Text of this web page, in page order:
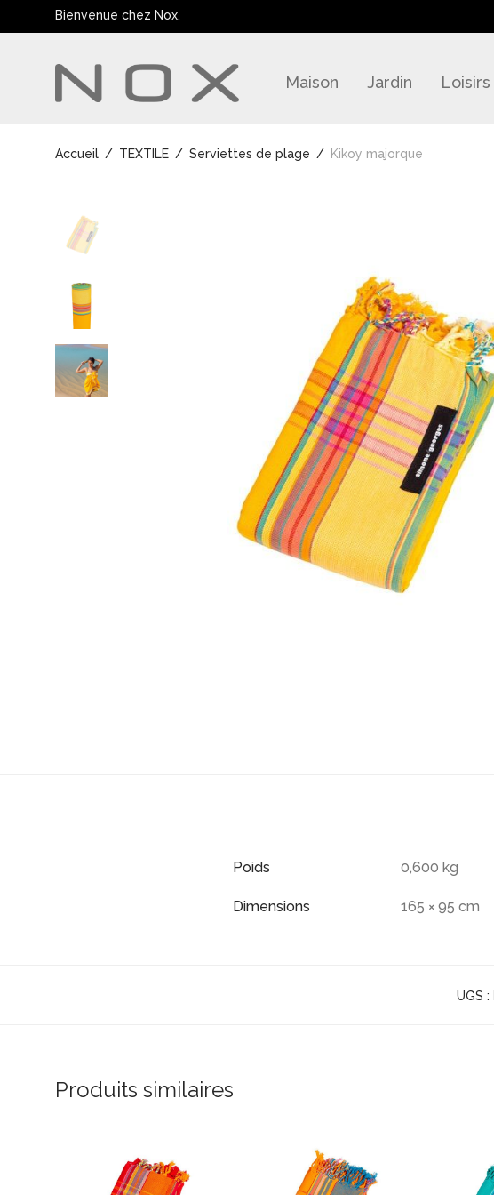
Bienvenue chez Nox.
Maison Jardin Loisirs
Accueil / TEXTILE / Serviettes de plage / Kikoy majorque
Poids 0,600 kg
Dimensions 165 × 95 cm
UGS :
Produits similaires